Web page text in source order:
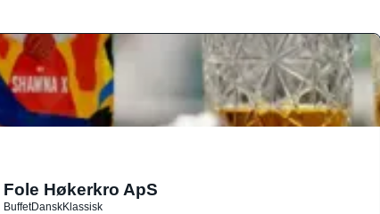
Fole Høkerkro ApS
BuffetDanskKlassisk